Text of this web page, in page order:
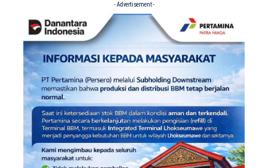
- Advertisement -